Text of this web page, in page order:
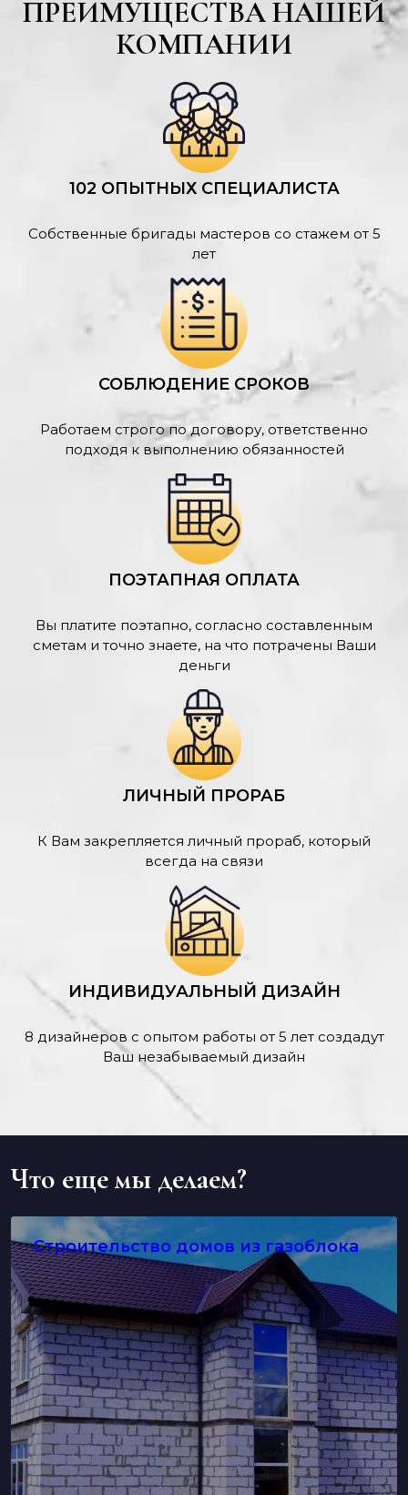
ПРЕИМУЩЕСТВА НАШЕЙ
КОМПАНИИ
102 ОПЫТНЫХ СПЕЦИАЛИСТА
Собственные бригады мастеров со стажем от 5
лет
СОБЛЮДЕНИЕ СРОКОВ
Работаем строго по договору, ответственно
подходя к выполнению обязанностей
ПОЭТАПНАЯ ОПЛАТА
Вы платите поэтапно, согласно составленным
сметам и точно знаете, на что потрачены Ваши
деньги
ЛИЧНЫЙ ПРОРАБ
К Вам закрепляется личный прораб, который
всегда на связи
ИНДИВИДУАЛЬНЫЙ ДИЗАЙН
8 дизайнеров с опытом работы от 5 лет создадут
Ваш незабываемый дизайн
Что еще мы делаем?
Строительство домов из газоблока